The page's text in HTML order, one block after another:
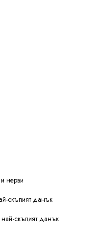
нерви
скъпият данък
най-скъпият данък